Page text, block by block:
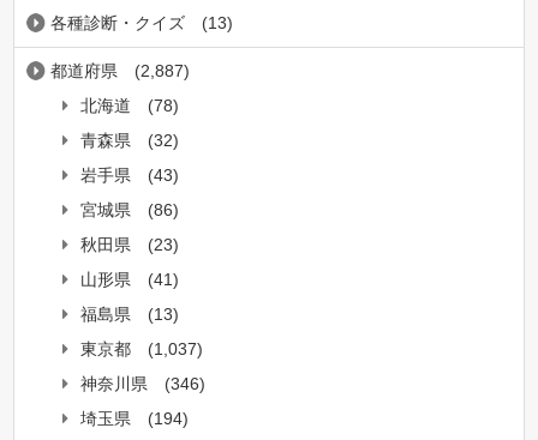
各種診断・クイズ (13)
都道府県
(2,887)
北海道
(78)
青森県
(32)
岩手県
(43)
宮城県
(86)
秋田県
(23)
山形県
(41)
福島県
(13)
東京都
(1,037)
神奈川県
(346)
埼玉県
(194)